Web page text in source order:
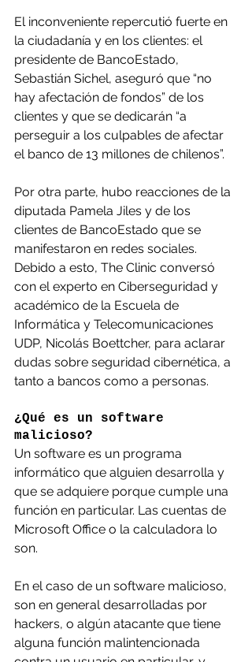
El inconveniente repercutió fuerte en
la ciudadanía y en los clientes: el
presidente de BancoEstado,
Sebastián Sichel, aseguró que “no
hay afectación de fondos” de los
clientes y que se dedicarán “a
perseguir a los culpables de afectar
el banco de 13 millones de chilenos”.
Por otra parte, hubo reacciones de la
diputada Pamela Jiles y de los
clientes de BancoEstado que se
manifestaron en redes sociales.
Debido a esto, The Clinic conversó
con el experto en Ciberseguridad y
académico de la Escuela de
Informática y Telecomunicaciones
UDP, Nicolás Boettcher, para aclarar
dudas sobre seguridad cibernética, a
tanto a bancos como a personas.
¿Qué es un software
malicioso?
Un software es un programa
informático que alguien desarrolla y
que se adquiere porque cumple una
función en particular. Las cuentas de
Microsoft Office o la calculadora lo
son.
En el caso de un software malicioso,
son en general desarrolladas por
hackers, o algún atacante que tiene
alguna función malintencionada